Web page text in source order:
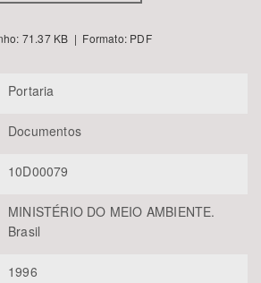
71.37 KB | Formato: PDF
Portaria
Documentos
10D00079
MINISTÉRIO DO MEIO AMBIENTE.
Brasil
1996